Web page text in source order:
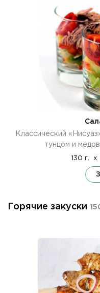
Классический
тунцом и
130 г. x
Горячие закуски